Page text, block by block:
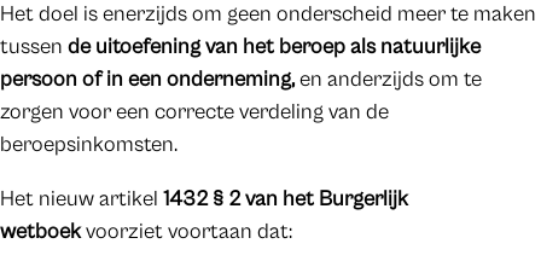
Het doel is enerzijds om geen onderscheid meer te maken
tussen de uitoefening van het beroep als natuurlijke
persoon of in een onderneming,en anderzijds om te
zorgen voor een correcte verdeling van de
beroepsinkomsten.
Het nieuw artikel 1432 § 2 van het Burgerlijk
wetboekvoorziet voortaan dat: